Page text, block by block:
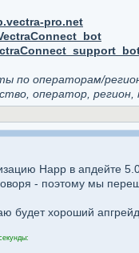
pro.net
по операторам/
оператор,
Happ в апдейте
- поэтому мы
будет хороший